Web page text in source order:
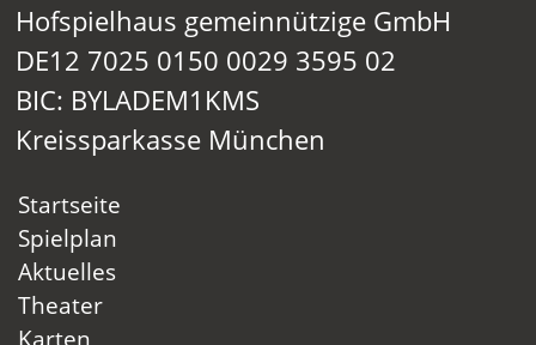
Hofspielhaus gemeinnützige GmbH
DE12 7025 0150 0029 3595 02
BIC: BYLADEM1KMS
Kreissparkasse München
Startseite
Spielplan
Aktuelles
Theater
Karten